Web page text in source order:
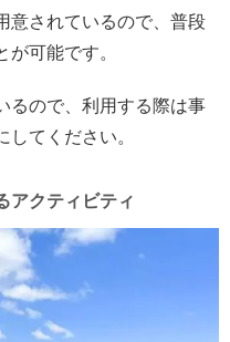
意されているので、普段
可能です。
るので、利用する際は事
てください。
アクティビティ